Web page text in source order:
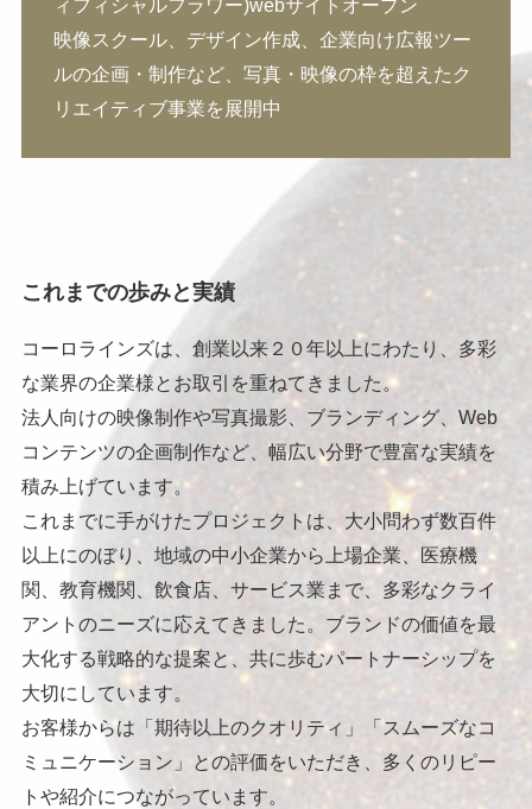
ィフィシャルフラワー)webサイトオープン
映像スクール、デザイン作成、企業向け広報ツー
ルの企画・制作など、写真・映像の枠を超えたク
リエイティブ事業を展開中
これまでの歩みと実績
コーロラインズは、創業以来２０年以上にわたり、多彩
な業界の企業様とお取引を重ねてきました。
法人向けの映像制作や写真撮影、ブランディング、Web
コンテンツの企画制作など、幅広い分野で豊富な実績を
積み上げています。
これまでに手がけたプロジェクトは、大小問わず数百件
以上にのぼり、地域の中小企業から上場企業、医療機
関、教育機関、飲食店、サービス業まで、多彩なクライ
アントのニーズに応えてきました。ブランドの価値を最
大化する戦略的な提案と、共に歩むパートナーシップを
大切にしています。
お客様からは「期待以上のクオリティ」「スムーズなコ
ミュニケーション」との評価をいただき、多くのリピー
トや紹介につながっています。